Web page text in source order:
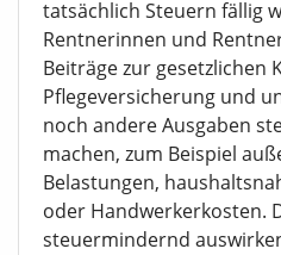
tatsächlich Steuern fällig
Rentnerinnen und
Beiträge zur gesetzlichen
Pflegeversicherung und
noch andere Ausgaben
machen, zum Beispiel
Belastungen,
oder Handwerkerkosten.
steuermindernd